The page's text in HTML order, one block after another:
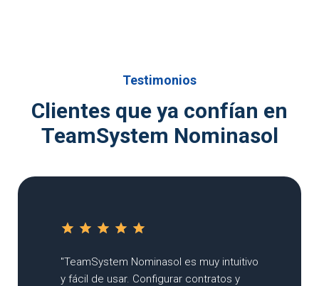
Testimonios
Clientes que ya confían en
TeamSystem Nominasol
"TeamSystem Nominasol ha sido
fundamental para gestionar las nóminas